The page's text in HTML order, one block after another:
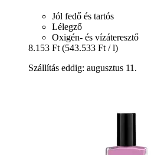
Jól fedő és tartós
Lélegző
Oxigén- és vízáteresztő
8.153 Ft (543.533 Ft / l)
Szállítás eddig: augusztus 11.